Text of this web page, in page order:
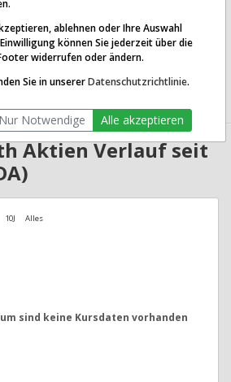
/ Health Information Services
Aktien Verlauf seit
10J Alles
sind keine Kursdaten vorhanden
ablehnen oder Ihre Auswahl
können Sie jederzeit über die
widerrufen oder ändern.
Sie in unsererDatenschutzrichtlinie.
Nur Notwendige Alle akzeptieren